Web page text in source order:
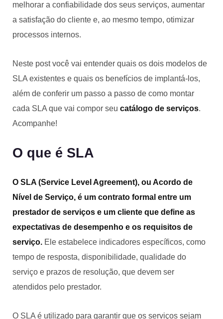
melhorar a confiabilidade dos seus serviços, aumentar
a satisfação do cliente e, ao mesmo tempo, otimizar
processos internos.
Neste post você vai entender quais os dois modelos de
SLA existentes e quais os benefícios de implantá-los,
além de conferir um passo a passo de como montar
cada SLA que vai compor seu catálogo de serviços.
Acompanhe!
O que é SLA
O SLA (Service Level Agreement), ou Acordo de
Nível de Serviço, é um contrato formal entre um
prestador de serviços e um cliente que define as
expectativas de desempenho e os requisitos de
serviço. Ele estabelece indicadores específicos, como
tempo de resposta, disponibilidade, qualidade do
serviço e prazos de resolução, que devem ser
atendidos pelo prestador.
O SLA é utilizado para garantir que os serviços sejam